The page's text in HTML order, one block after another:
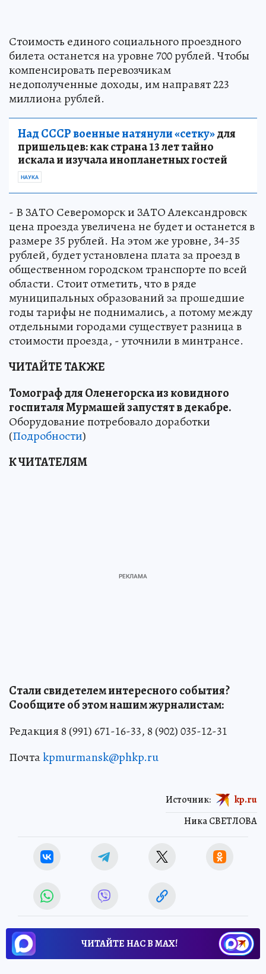
Стоимость единого социального проездного
билета останется на уровне 700 рублей. Чтобы
компенсировать перевозчикам
недополученные доходы, им направят 223
миллиона рублей.
Над СССР военные натянули «сетку»для
пришельцев: как страна 13 лет тайно
искала и изучала инопланетных гостей
НАУКА
- В ЗАТО Североморск и ЗАТО Александровск
цена проезда увеличена не будет и останется в
размере 35 рублей. На этом же уровне, 34-35
рублей, будет установлена плата за проезд в
общественном городском транспорте по всей
области. Стоит отметить, что в ряде
муниципальных образований за прошедшие
годы тарифы не поднимались, а потому между
отдельными городами существует разница в
стоимости проезда, - уточнили в минтрансе.
ЧИТАЙТЕ ТАКЖЕ
Томограф для Оленегорска из ковидного
госпиталя Мурмашей запустят в декабре.
Оборудование потребовало доработки
(Подробности)
К ЧИТАТЕЛЯМ
Стали свидетелем интересного события?
Сообщите об этом нашим журналистам:
Редакция 8 (991) 671-16-33, 8 (902) 035-12-31
Почтаkpmurmansk@phkp.ru
Ника СВЕТЛОВА
Источник: kp.ru
ЧИТАЙТЕ НАС В МАХ!